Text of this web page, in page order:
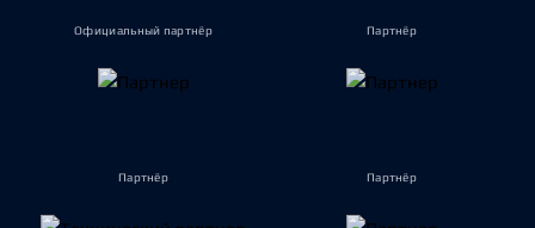
Официальный партнёр Партнёр
Партнёр Партнёр